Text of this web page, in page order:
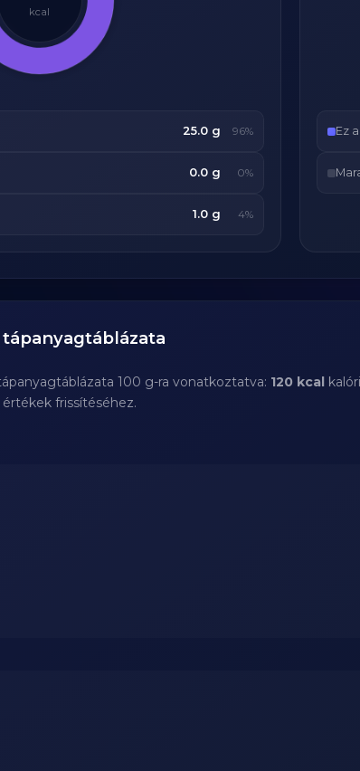
kcal
25.0 g 96%
0.0 g 0%
1.0 g 4%
Ez
tápanyagtáblázata
100 g-ra vonatkoztatva: 120 kcal
frissítéséhez.